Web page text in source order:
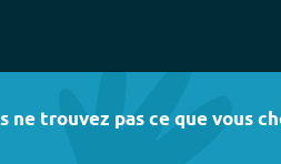
ne trouvez pas ce que vous